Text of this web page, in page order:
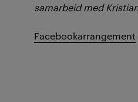
samarbeid med
Facebookarrangement